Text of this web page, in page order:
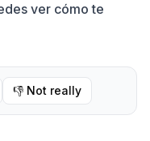
ver cómo te
👎 Not really